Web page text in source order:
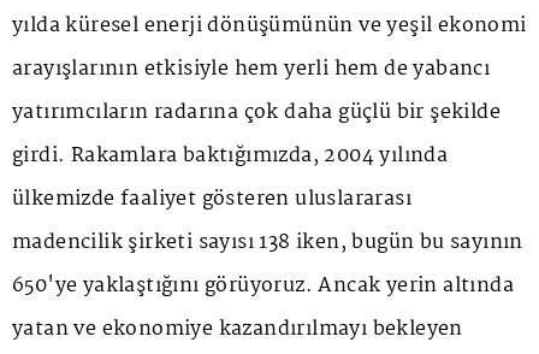
yılda küresel enerji dönüşümünün ve yeşil ekonomi
arayışlarının etkisiyle hem yerli hem de yabancı
yatırımcıların radarına çok daha güçlü bir şekilde
girdi. Rakamlara baktığımızda, 2004 yılında
ülkemizde faaliyet gösteren uluslararası
madencilik şirketi sayısı 138 iken, bugün bu sayının
650'ye yaklaştığını görüyoruz. Ancak yerin altında
yatan ve ekonomiye kazandırılmayı bekleyen